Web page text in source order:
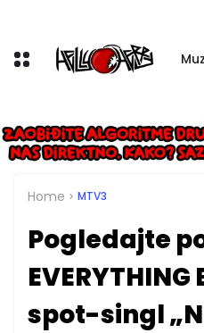
Home MTV3
Pogledajte
EVERYTHING
spot-singl